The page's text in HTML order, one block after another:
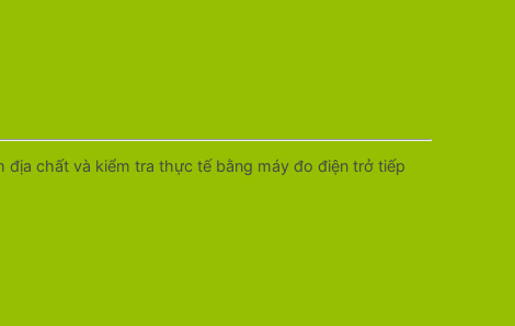
chất và kiểm tra thực tế bằng máy đo điện trở tiếp